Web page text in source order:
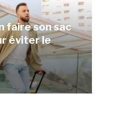
faire son sac
éviter le